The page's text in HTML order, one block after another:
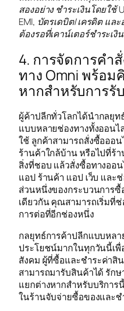
สองอย่าง ชำระเงินโดยใช้
EMI, บัตรเดบิต/เครดิต แล
ต้องรอที่เคาน์เตอร์ชำระเงิน
4. การจัดการคำ
ทาง Omni พร้อม
หากสำหรับการรั
ผู้ค้าปลีกทั่วโลกได้นำกลยุท
แบบหลายช่องทางทั้งออน
ใช้ ลูกค้าสามารถสั่งซื้อออ
ร้านค้าใกล้บ้าน หรือไปที่ร้า
สิ่งที่ชอบ แล้วสั่งซื้อทางออ
แอป ร้านค้า แอป เว็บ และ
ส่วนหนึ่งของกระบวนการซื้
เดียวกัน คุณสามารถเริ่มที่
การต่อที่อีกช่องหนึ่ง
กลยุทธ์การค้าปลีกแบบหล
ประโยชน์มากในทุกวันนี้เพื่
สังคม ผู้ที่ซื้อและชำระค่าสิ
สามารถมารับสินค้าได้ รักษ
แยกต่างหากสำหรับบริการ
ในร้านจับจ่ายซื้อของและช